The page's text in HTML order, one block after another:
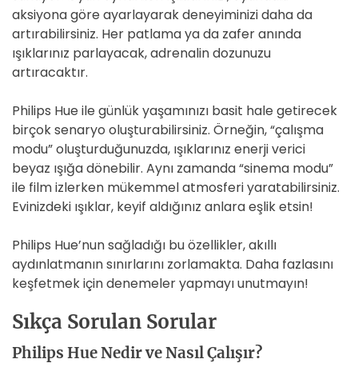
aksiyona göre ayarlayarak deneyiminizi daha da
artırabilirsiniz. Her patlama ya da zafer anında
ışıklarınız parlayacak, adrenalin dozunuzu
artıracaktır.
Philips Hue ile günlük yaşamınızı basit hale getirecek
birçok senaryo oluşturabilirsiniz. Örneğin, “çalışma
modu” oluşturduğunuzda, ışıklarınız enerji verici
beyaz ışığa dönebilir. Aynı zamanda “sinema modu”
ile film izlerken mükemmel atmosferi yaratabilirsiniz.
Evinizdeki ışıklar, keyif aldığınız anlara eşlik etsin!
Philips Hue’nun sağladığı bu özellikler, akıllı
aydınlatmanın sınırlarını zorlamakta. Daha fazlasını
keşfetmek için denemeler yapmayı unutmayın!
Sıkça Sorulan Sorular
Philips Hue Nedir ve Nasıl Çalışır?